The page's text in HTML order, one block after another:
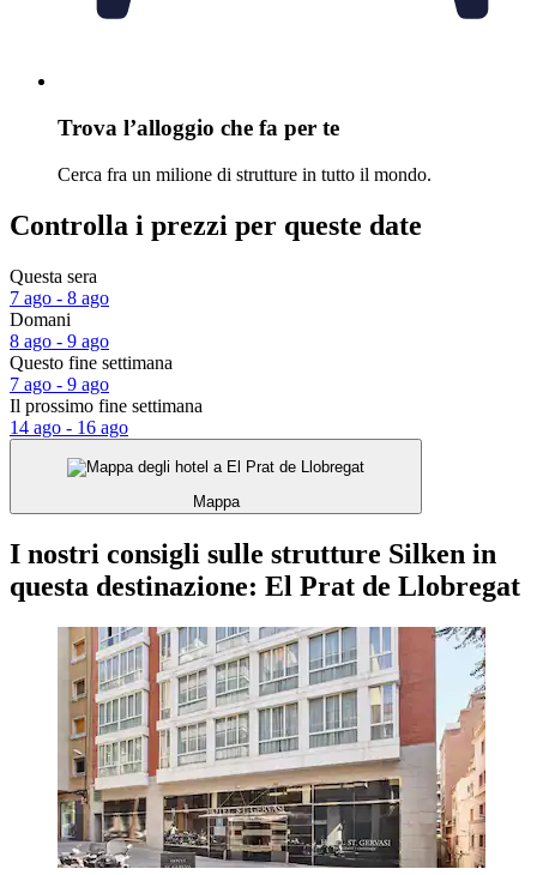
Trova l’alloggio che fa per te
Cerca fra un milione di strutture in tutto il mondo.
Controlla i prezzi per queste date
Questa sera
7 ago - 8 ago
Domani
8 ago - 9 ago
Questo fine settimana
7 ago - 9 ago
Il prossimo fine settimana
14 ago - 16 ago
Mappa
I nostri consigli sulle strutture Silken in
questa destinazione: El Prat de Llobregat